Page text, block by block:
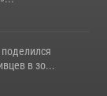
в зо...